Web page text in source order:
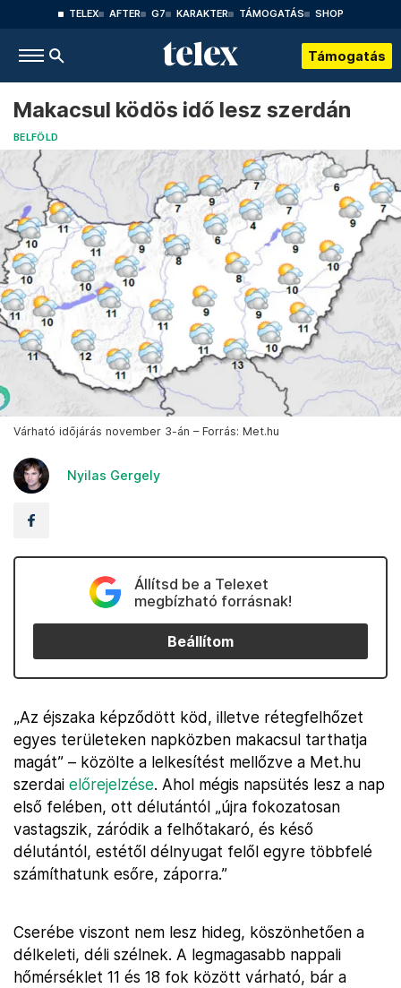
TELEX AFTER G7 KARAKTER TÁMOGATÁS SHOP
Támogatás
Makacsul ködös idő lesz szerdán
BELFÖLD
Várható időjárás november 3-án – Forrás: Met.hu
Nyilas Gergely
Állítsd be a Telexet
megbízható forrásnak!
Beállítom
„Az éjszaka képződött köd, illetve rétegfelhőzet
egyes területeken napközben makacsul tarthatja
magát” – közölte a lelkesítést mellőzve a Met.hu
szerdai előrejelzése. Ahol mégis napsütés lesz a nap
első felében, ott délutántól „újra fokozatosan
vastagszik, záródik a felhőtakaró, és késő
délutántól, estétől délnyugat felől egyre többfelé
számíthatunk esőre, záporra.”
Cserébe viszont nem lesz hideg, köszönhetően a
délkeleti, déli szélnek. A legmagasabb nappali
hőmérséklet 11 és 18 fok között várható, bár a